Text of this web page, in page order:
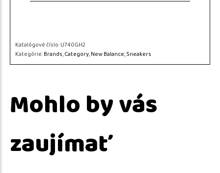
Katalógové číslo:U740GH2
Kategórie:Brands,Category,New Balance,Sneakers
Mohlo by vás
zaujímať